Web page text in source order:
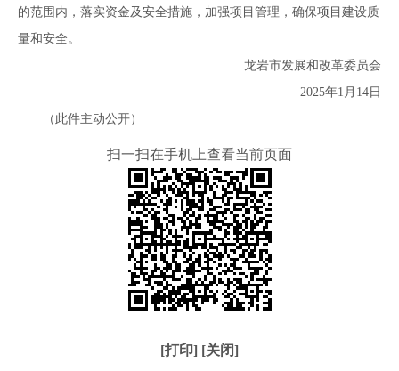
的范围内，落实资金及安全措施，加强项目管理，确保项目建设质
量和安全。
龙岩市发展和改革委员会
2025年1月14日
（此件主动公开）
扫一扫在手机上查看当前页面
[打印] [关闭]